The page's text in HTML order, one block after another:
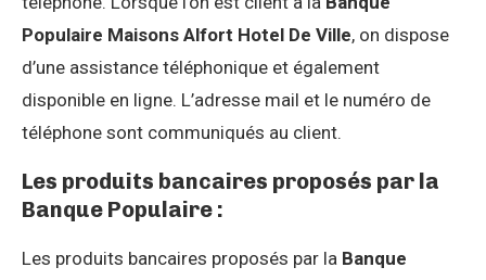
Populaire Maisons Alfort Hotel De Ville, on dispose
d’une assistance téléphonique et également
disponible en ligne. L’adresse mail et le numéro de
téléphone sont communiqués au client.
Les produits bancaires proposés par la
Banque Populaire :
Les produits bancaires proposés par la Banque